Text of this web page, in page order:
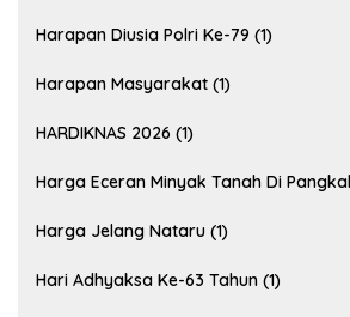
Harapan Diusia Polri Ke-79 (1)
Harapan Masyarakat (1)
HARDIKNAS 2026 (1)
Harga Eceran Minyak Tanah Di
Harga Jelang Nataru (1)
Hari Adhyaksa Ke-63 Tahun (1)